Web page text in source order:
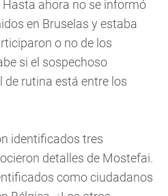
ahora no se informó
en Bruselas y estaba
o no de los
si el sospechoso
rutina está entre los
identificados tres
detalles de Mostefai.
como ciudadanos